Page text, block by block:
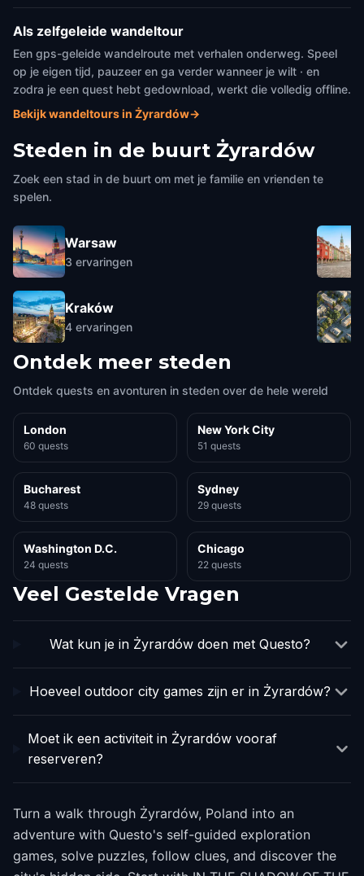
Als zelfgeleide wandeltour
Een gps-geleide wandelroute met verhalen onderweg. Speel
op je eigen tijd, pauzeer en ga verder wanneer je wilt · en
zodra je een quest hebt gedownload, werkt die volledig offline.
Bekijk wandeltours in Żyrardów→
Steden in de buurt Żyrardów
Zoek een stad in de buurt om met je familie en vrienden te
spelen.
Warsaw
3 ervaringen
Kraków
4 ervaringen
Ontdek meer steden
Ontdek quests en avonturen in steden over de hele wereld
London
60 quests
New York City
51 quests
Bucharest
48 quests
Sydney
29 quests
Washington D.C.
24 quests
Chicago
22 quests
Veel Gestelde Vragen
Wat kun je in Żyrardów doen met Questo?
Hoeveel outdoor city games zijn er in Żyrardów?
Moet ik een activiteit in Żyrardów vooraf
reserveren?
Turn a walk through Żyrardów, Poland into an
adventure with Questo's self-guided exploration
games, solve puzzles, follow clues, and discover the